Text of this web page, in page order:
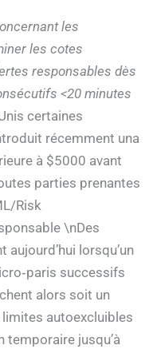
les
les cotes
responsables dès
<20 minutes
certaines
récemment una
à $5000 avant
parties prenantes
Risk
\nDes
lorsqu’un
successifs
alors soit un
autoexcluibles
jusqu’à